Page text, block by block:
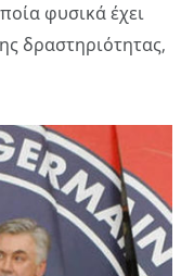
φυσικά έχει
δραστηριότητας,